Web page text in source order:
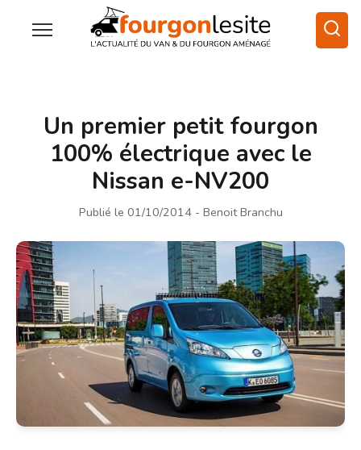
Un premier petit fourgon
100% électrique avec le
Nissan e-NV200
Publié le 01/10/2014 - Benoit Branchu